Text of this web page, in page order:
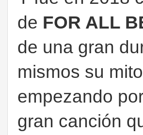
de FOR ALL
de una gran
mismos su
empezando
gran canción